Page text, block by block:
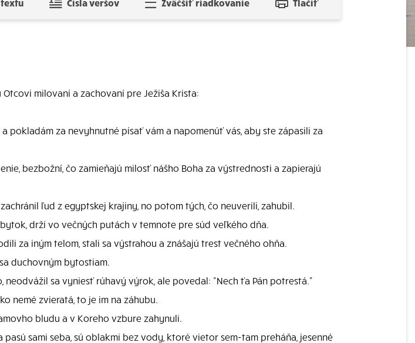
milovaní a zachovaní pre Ježiša Krista:
pokladám za nevyhnutné písať vám a napomenúť vás, aby ste zápasili za
bezbožní, čo zamieňajú milosť nášho Boha za výstrednosti a zapierajú
ľud z egyptskej krajiny, no potom tých, čo neuverili, zahubil.
drží vo večných putách v temnote pre súd veľkého dňa.
za iným telom, stali sa výstrahou a znášajú trest večného ohňa.
duchovným bytostiam.
sa vyniesť rúhavý výrok, ale povedal: "Nech ťa Pán potrestá."
nemé zvieratá, to je im na záhubu.
bludu a v Koreho vzbure zahynuli.
sami seba, sú oblakmi bez vody, ktoré vietor sem-tam preháňa, jesenné